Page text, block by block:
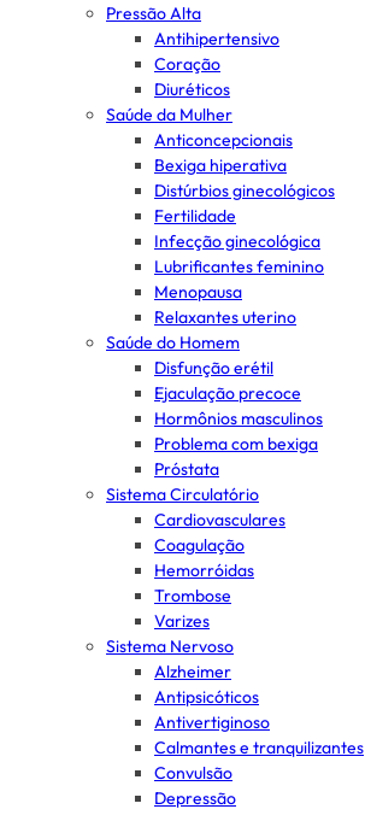
Pressão Alta
Antihipertensivo
Coração
Diuréticos
Saúde da Mulher
Anticoncepcionais
Bexiga hiperativa
Distúrbios ginecológicos
Fertilidade
Infecção ginecológica
Lubrificantes feminino
Menopausa
Relaxantes uterino
Saúde do Homem
Disfunção erétil
Ejaculação precoce
Hormônios masculinos
Problema com bexiga
Próstata
Sistema Circulatório
Cardiovasculares
Coagulação
Hemorróidas
Trombose
Varizes
Sistema Nervoso
Alzheimer
Antipsicóticos
Antivertiginoso
Calmantes e tranquilizantes
Convulsão
Depressão